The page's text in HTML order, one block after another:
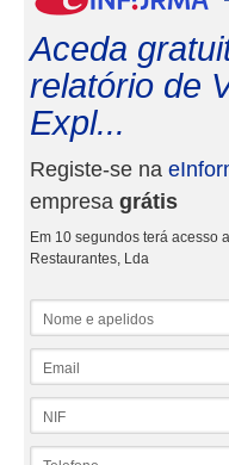
Aceda
relatório de
Expl...
Registe-se na
empresa grátis
Em 10 segundos terá acesso
Restaurantes, Lda